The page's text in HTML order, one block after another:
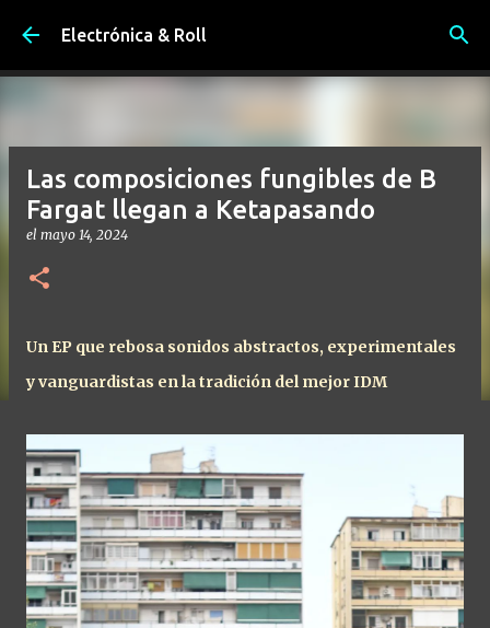
Ir al contenido principal
Electrónica & Roll
Las composiciones fungibles de B
Fargat llegan a Ketapasando
el mayo 14, 2024
Un EP que rebosa sonidos abstractos, experimentales
y vanguardistas en la tradición del mejor IDM